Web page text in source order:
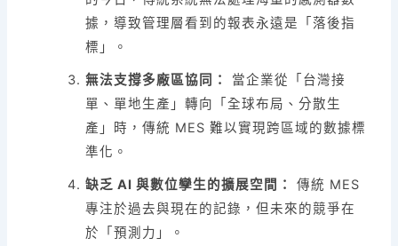
據，導致管理層看到的報表永遠是「落後指
標」。
無法支撐多廠區協同：
當企業從「台灣接
單、單地生產」轉向「全球布局、分散生
產」時，傳統 MES 難以實現跨區域的數據標
準化。
缺乏 AI 與數位孿生的擴展空間：
傳統 MES
專注於過去與現在的記錄，但未來的競爭在
於「預測力」。